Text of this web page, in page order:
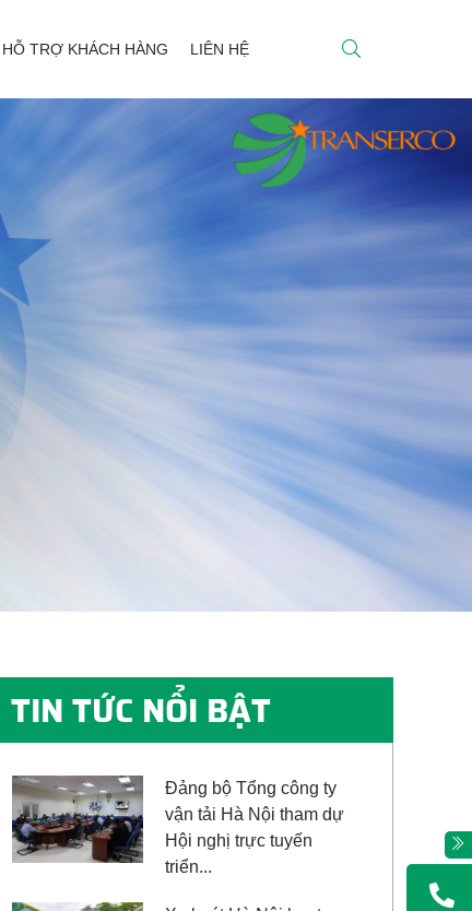
HỖ TRỢ KHÁCH HÀNG LIÊN HỆ
TIN TỨC NỔI BẬT
Đảng bộ Tổng công ty
vận tải Hà Nội tham dự
Hội nghị trực tuyến
triển...